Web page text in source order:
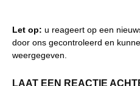
Let op: u reageert op een
door ons gecontroleerd en
weergegeven.
LAAT EEN REACTIE